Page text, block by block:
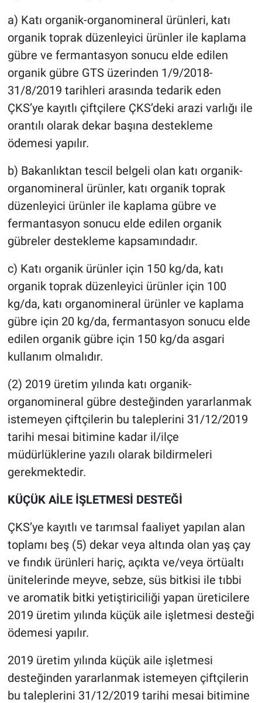
a) Katı organik-organomineral ürünleri, katı
organik toprak düzenleyici ürünler ile kaplama
gübre ve fermantasyon sonucu elde edilen
organik gübre GTS üzerinden 1/9/2018-
31/8/2019 tarihleri arasında tedarik eden
ÇKS’ye kayıtlı çiftçilere ÇKS’deki arazi varlığı ile
orantılı olarak dekar başına destekleme
ödemesi yapılır.
b) Bakanlıktan tescil belgeli olan katı organik-
organomineral ürünler, katı organik toprak
düzenleyici ürünler ile kaplama gübre ve
fermantasyon sonucu elde edilen organik
gübreler destekleme kapsamındadır.
c) Katı organik ürünler için 150 kg/da, katı
organik toprak düzenleyici ürünler için 100
kg/da, katı organomineral ürünler ve kaplama
gübre için 20 kg/da, fermantasyon sonucu elde
edilen organik gübre için 150 kg/da asgari
kullanım olmalıdır.
(2) 2019 üretim yılında katı organik-
organomineral gübre desteğinden yararlanmak
istemeyen çiftçilerin bu taleplerini 31/12/2019
tarihi mesai bitimine kadar il/ilçe
müdürlüklerine yazılı olarak bildirmeleri
gerekmektedir.
KÜÇÜK AİLE İŞLETMESİ DESTEĞİ
ÇKS’ye kayıtlı ve tarımsal faaliyet yapılan alan
toplamı beş (5) dekar veya altında olan yaş çay
ve fındık ürünleri hariç, açıkta ve/veya örtüaltı
ünitelerinde meyve, sebze, süs bitkisi ile tıbbi
ve aromatik bitki yetiştiriciliği yapan üreticilere
2019 üretim yılında küçük aile işletmesi desteği
ödemesi yapılır.
2019 üretim yılında küçük aile işletmesi
desteğinden yararlanmak istemeyen çiftçilerin
bu taleplerini 31/12/2019 tarihi mesai bitimine